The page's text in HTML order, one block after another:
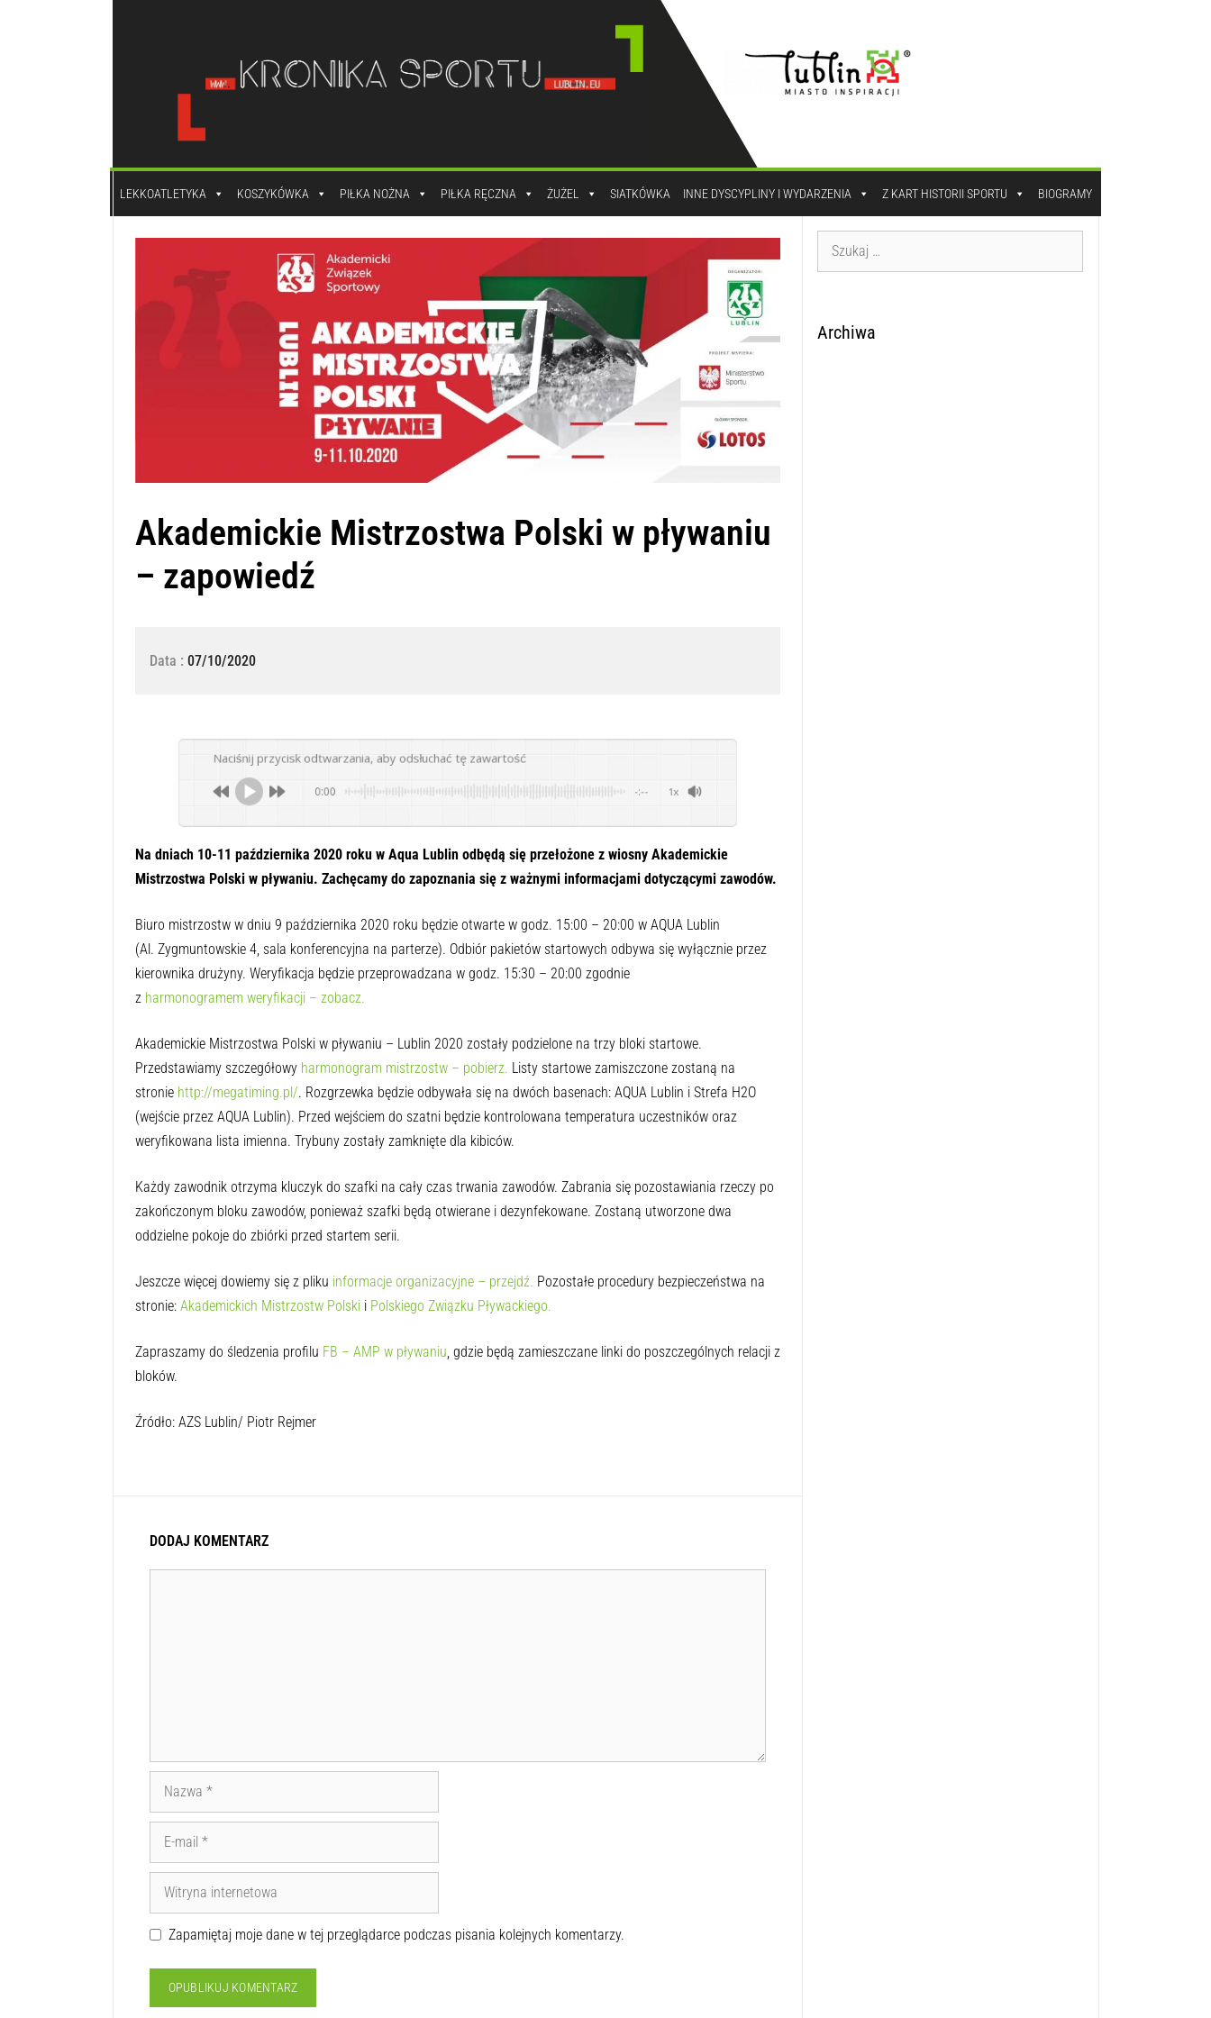
LEKKOATLETYKA KOSZYKÓWKA PIŁKA NOŻNA PIŁKA RĘCZNA ŻUŻEL SIATKÓWKA INNE DYSCYPLINY I WYDARZENIA Z KART HISTORII SPORTU BIOGRAMY
Akademickie Mistrzostwa Polski w pływaniu
– zapowiedź
Data : 07/10/2020
Naciśnij przycisk odtwarzania, aby odsłuchać tę zawartość
0:00 -:-- 1x
Na dniach 10-11 października 2020 roku w Aqua Lublin odbędą się przełożone z wiosny Akademickie
Mistrzostwa Polski w pływaniu. Zachęcamy do zapoznania się z ważnymi informacjami dotyczącymi zawodów.
Biuro mistrzostw w dniu 9 października 2020 roku będzie otwarte w godz. 15:00 – 20:00 w AQUA Lublin
(Al. Zygmuntowskie 4, sala konferencyjna na parterze). Odbiór pakietów startowych odbywa się wyłącznie przez
kierownika drużyny. Weryfikacja będzie przeprowadzana w godz. 15:30 – 20:00 zgodnie
z harmonogramem weryfikacji – zobacz.
Akademickie Mistrzostwa Polski w pływaniu – Lublin 2020 zostały podzielone na trzy bloki startowe.
Przedstawiamy szczegółowy harmonogram mistrzostw – pobierz. Listy startowe zamiszczone zostaną na
stronie http://megatiming.pl/. Rozgrzewka będzie odbywała się na dwóch basenach: AQUA Lublin i Strefa H2O
(wejście przez AQUA Lublin). Przed wejściem do szatni będzie kontrolowana temperatura uczestników oraz
weryfikowana lista imienna. Trybuny zostały zamknięte dla kibiców.
Każdy zawodnik otrzyma kluczyk do szafki na cały czas trwania zawodów. Zabrania się pozostawiania rzeczy po
zakończonym bloku zawodów, ponieważ szafki będą otwierane i dezynfekowane. Zostaną utworzone dwa
oddzielne pokoje do zbiórki przed startem serii.
Jeszcze więcej dowiemy się z pliku informacje organizacyjne – przejdź. Pozostałe procedury bezpieczeństwa na
stronie: Akademickich Mistrzostw Polskii Polskiego Związku Pływackiego.
Zapraszamy do śledzenia profilu FB – AMP w pływaniu, gdzie będą zamieszczane linki do poszczególnych relacji z
bloków.
Źródło: AZS Lublin/ Piotr Rejmer
DODAJ KOMENTARZ
Zapamiętaj moje dane w tej przeglądarce podczas pisania kolejnych komentarzy.
Archiwa